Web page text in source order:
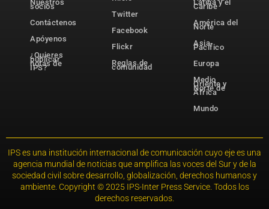
Nuestros
socios
Contáctenos
Apóyenos
¿Quieres
publicar
notas de
IPS?
Twitter
Facebook
Flickr
Reglas de
comunidad
Latina y el
Caribe
América del
Norte
Asia-
Pacífico
Europa
Medio
Oriente y
Norte de
África
Mundo
IPS es una institución internacional de comunicación cuyo eje es una
agencia mundial de noticias que amplifica las voces del Sur y de la
sociedad civil sobre desarrollo, globalización, derechos humanos y
ambiente. Copyright © 2025 IPS-Inter Press Service. Todos los
derechos reservados.